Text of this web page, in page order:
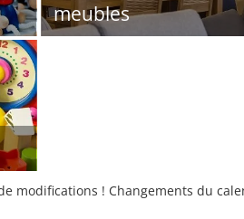
meubles
modifications ! Changements du